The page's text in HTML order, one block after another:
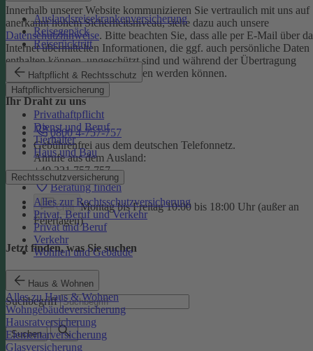
Auslandsreisekrankenversicherung
Reisegepäck
Reiserücktritt
Haftpflicht & Rechtsschutz
Haftpflichtversicherung
Privathaftpflicht
Dienst und Beruf
Tierhalter
Haus und Bau
Rechtsschutzversicherung
Alles zur Rechtsschutzversicherung
Privat, Beruf und Verkehr
Privat und Beruf
Verkehr
Wohnen und Gebäude
Haus & Wohnen
Alles zu Haus & Wohnen
Wohngebäudeversicherung
Hausratversicherung
Elementarversicherung
Glasversicherung
Innerhalb unserer Website kommunizieren Sie vertraulich mit uns auf
anerkannt hohem Sicherheitsniveau, siehe dazu auch unsere
Datenschutzhinweise. Bitte beachten Sie, dass alle per E-Mail über
Internet übermittelten Informationen, die ggf. auch persönliche Daten
enthalten können, ungeschützt sind und während der Übertragung
potenziell von Dritten eingesehen werden können.
Ihr Draht zu uns
0800 4-757-757
Gebührenfrei aus dem deutschen Telefonnetz.
Anrufe aus dem Ausland:
+49 221 757-757
Beratung finden
Chat Montag bis Freitag 10:00 bis 18:00 Uhr (außer an
Feiertagen)
Jetzt finden, was Sie suchen
Suchbegriff
Suchen